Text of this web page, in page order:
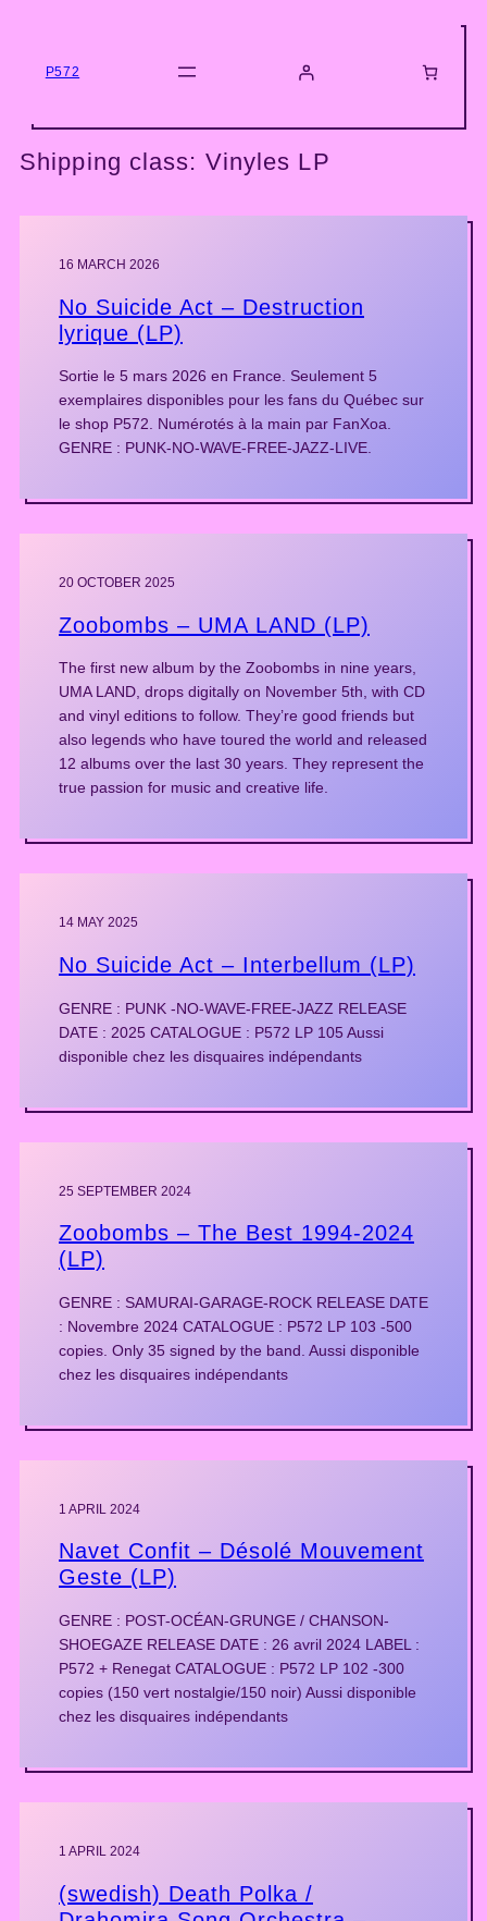
contentP572
Shipping class: Vinyles LP
16 MARCH 2026
No Suicide Act – Destruction
lyrique (LP)
Sortie le 5 mars 2026 en France. Seulement 5
exemplaires disponibles pour les fans du Québec sur
le shop P572. Numérotés à la main par FanXoa.
GENRE : PUNK-NO-WAVE-FREE-JAZZ-LIVE.
20 OCTOBER 2025
Zoobombs – UMA LAND (LP)
The first new album by the Zoobombs in nine years,
UMA LAND, drops digitally on November 5th, with CD
and vinyl editions to follow. They’re good friends but
also legends who have toured the world and released
12 albums over the last 30 years. They represent the
true passion for music and creative life.
14 MAY 2025
No Suicide Act – Interbellum (LP)
GENRE : PUNK -NO-WAVE-FREE-JAZZ RELEASE
DATE : 2025 CATALOGUE : P572 LP 105 Aussi
disponible chez les disquaires indépendants
25 SEPTEMBER 2024
Zoobombs – The Best 1994-2024
(LP)
GENRE : SAMURAI-GARAGE-ROCK RELEASE DATE
: Novembre 2024 CATALOGUE : P572 LP 103 -500
copies. Only 35 signed by the band. Aussi disponible
chez les disquaires indépendants
1 APRIL 2024
Navet Confit – Désolé Mouvement
Geste (LP)
GENRE : POST-OCÉAN-GRUNGE / CHANSON-
SHOEGAZE RELEASE DATE : 26 avril 2024 LABEL :
P572 + Renegat CATALOGUE : P572 LP 102 -300
copies (150 vert nostalgie/150 noir) Aussi disponible
chez les disquaires indépendants
1 APRIL 2024
(swedish) Death Polka /